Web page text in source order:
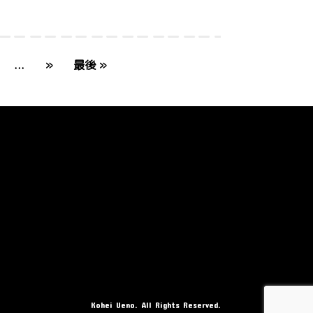
... » 最後 »
Kohei Ueno. All Rights Reserved.